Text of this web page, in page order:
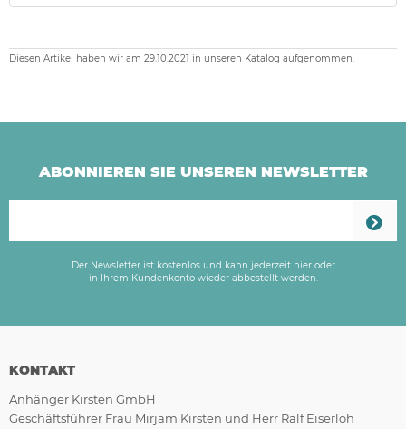
Diesen Artikel haben wir am 29.10.2021 in unseren Katalog aufgenommen.
ABONNIEREN SIE UNSEREN NEWSLETTER
Der Newsletter ist kostenlos und kann jederzeit hier oder
in Ihrem Kundenkonto wieder abbestellt werden.
KONTAKT
Anhänger Kirsten GmbH
Geschäftsführer Frau Mirjam Kirsten und Herr Ralf Eiserloh